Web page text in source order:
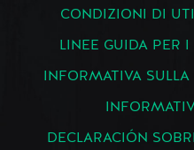
CONDIZIONI DI
LINEE GUIDA PER
INFORMATIVA SULLA
DECLARACIÓN